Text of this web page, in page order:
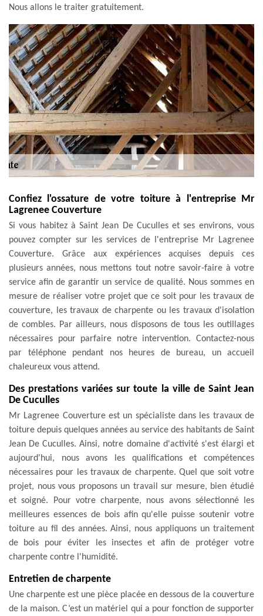
Nous allons le traiter gratuitement.
Confiez l'ossature de votre toiture à l'entreprise Mr
Lagrenee Couverture
Si vous habitez à Saint Jean De Cuculles et ses environs, vous
pouvez compter sur les services de l'entreprise Mr Lagrenee
Couverture. Grâce aux expériences acquises depuis ces
plusieurs années, nous mettons tout notre savoir-faire à votre
service afin de garantir un service de qualité. Nous sommes en
mesure de réaliser votre projet que ce soit pour les travaux de
couverture, les travaux de charpente ou les travaux d'isolation
de combles. Par ailleurs, nous disposons de tous les outillages
nécessaires pour parfaire notre intervention. Contactez-nous
par téléphone pendant nos heures de bureau, un accueil
chaleureux vous attend.
Des prestations variées sur toute la ville de Saint Jean
De Cuculles
Mr Lagrenee Couverture est un spécialiste dans les travaux de
toiture depuis quelques années au service des habitants de Saint
Jean De Cuculles. Ainsi, notre domaine d'activité s'est élargi et
aujourd'hui, nous avons les qualifications et compétences
nécessaires pour les travaux de charpente. Quel que soit votre
projet, nous vous proposons un travail sur mesure, bien étudié
et soigné. Pour votre charpente, nous avons sélectionné les
meilleures essences de bois afin qu'elle puisse soutenir votre
toiture au fil des années. Ainsi, nous appliquons un traitement
de bois pour éviter les insectes et afin de protéger votre
charpente contre l'humidité.
Entretien de charpente
Une charpente est une pièce placée en dessous de la couverture
de la maison. C’est un matériel qui a pour fonction de supporter